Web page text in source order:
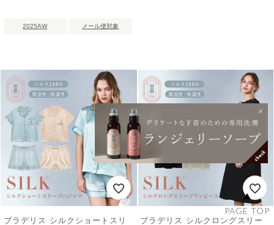
2025AW メール便対象
ブラデリス シルクショートスリ ブラデリス シルクロングスリー
PAGE TOP